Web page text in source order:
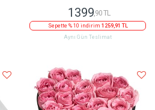
1399 ,90 TL
Sepette % 10 indirim 1259,91 TL
Aynı Gün Teslimat